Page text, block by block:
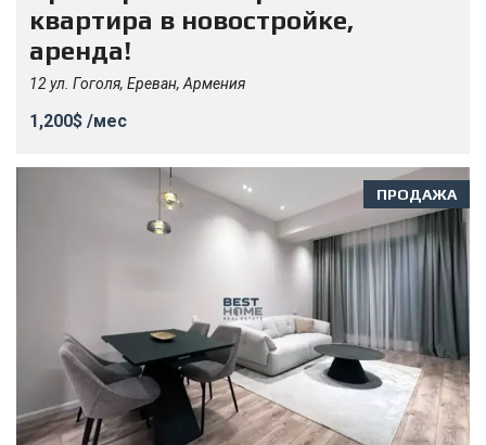
квартира в новостройке,
аренда!
12 ул. Гоголя, Ереван, Армения
1,200$ /мес
ПРОДАЖА